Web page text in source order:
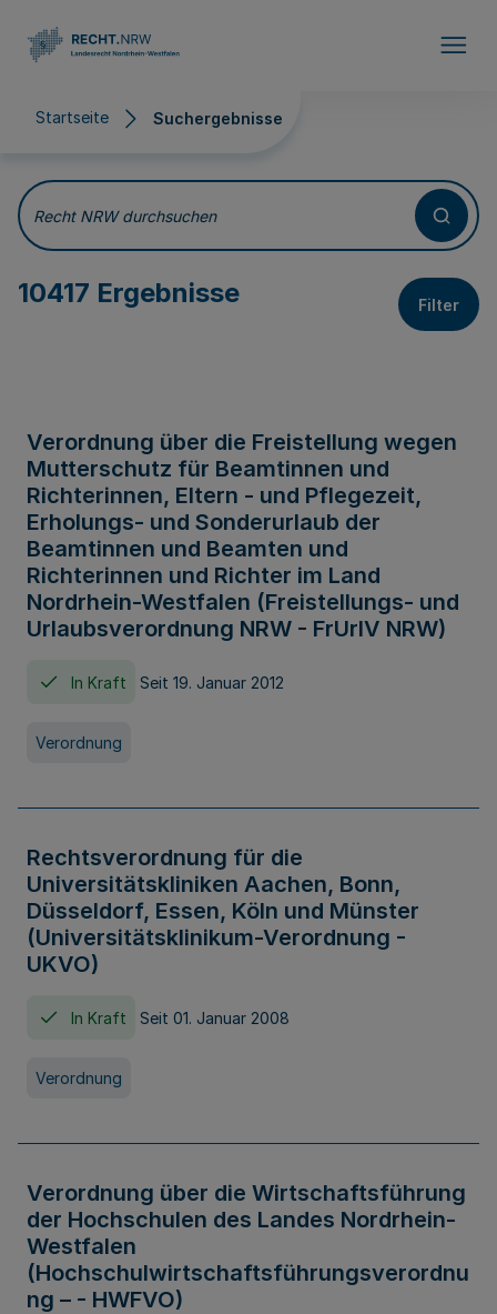
Startseite Suchergebnisse
Suchergebnisse
Recht NRW durchsuchen
10417 Ergebnisse Filter
Verordnung über die Freistellung wegen
Mutterschutz für Beamtinnen und
Richterinnen, Eltern - und Pflegezeit,
Erholungs- und Sonderurlaub der
Beamtinnen und Beamten und
Richterinnen und Richter im Land
Nordrhein-Westfalen (Freistellungs- und
Urlaubsverordnung NRW - FrUrlV NRW)
In Kraft Seit 19. Januar 2012
Verordnung
Rechtsverordnung für die
Universitätskliniken Aachen, Bonn,
Düsseldorf, Essen, Köln und Münster
(Universitätsklinikum-Verordnung -
UKVO)
In Kraft Seit 01. Januar 2008
Verordnung
Verordnung über die Wirtschaftsführung
der Hochschulen des Landes Nordrhein-
Westfalen
(Hochschulwirtschaftsführungsverordnu
ng – - HWFVO)